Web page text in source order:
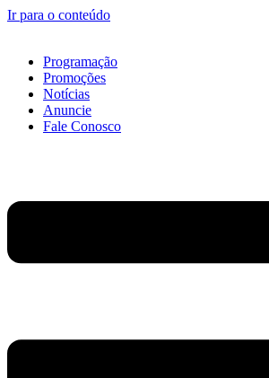
Ir para o conteúdo
Programação
Promoções
Notícias
Anuncie
Fale Conosco